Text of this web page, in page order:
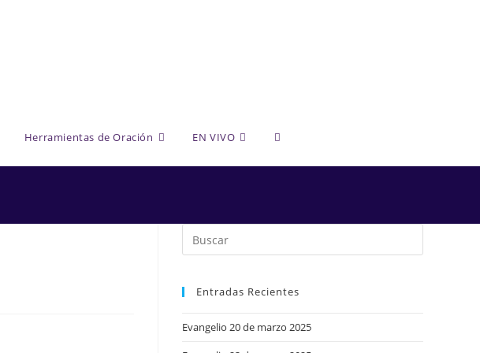
Herramientas de Oración EN VIVO Alternar
de
Entradas Recientes
Evangelio 20 de marzo 2025